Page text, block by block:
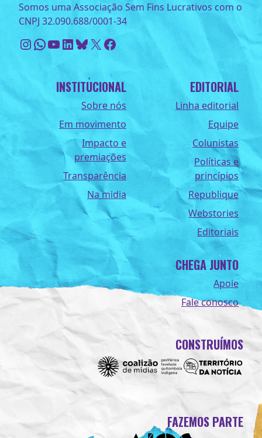
Somos uma Associação Sem Fins Lucrativos com o
CNPJ 32.090.688/0001-34
Instagram
WhatsApp
Youtube
LinkedIn
Bluesky
X Facebook
INSTITUCIONAL
Sobre nós
Em movimento
Impacto e
premiações
Transparência
Na midia
EDITORIAL
Linha editorial
Equipe
Colunistas
Políticas e
princípios
Republique
Webstories
Editoriais
CHEGA JUNTO
Apoie
Fale conosco
CONSTRUÍMOS
FAZEMOS PARTE